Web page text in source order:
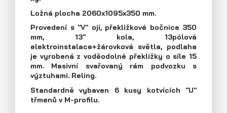
Tel: +420 566 653 311
Fax: +420 566 653 368
E-mail: obchod@agados.cz
Sledujte nás
Přívěsy s koly vedle ložné plochy
(plechové bočnice)
Ložná plocha 2060x1095x350 mm.
Provedení s "V" ojí, překližkové bočnice 350
mm, 13" kola, 13pólová
elektroinstalace+žárovková světla, podlaha
je vyrobená z voděodolné překližky o síle 15
mm. Masivní svařovaný rám podvozku s
výztuhami. Reling.
Standardně vybaven 6 kusy kotvících "U"
třmenů v M-profilu.